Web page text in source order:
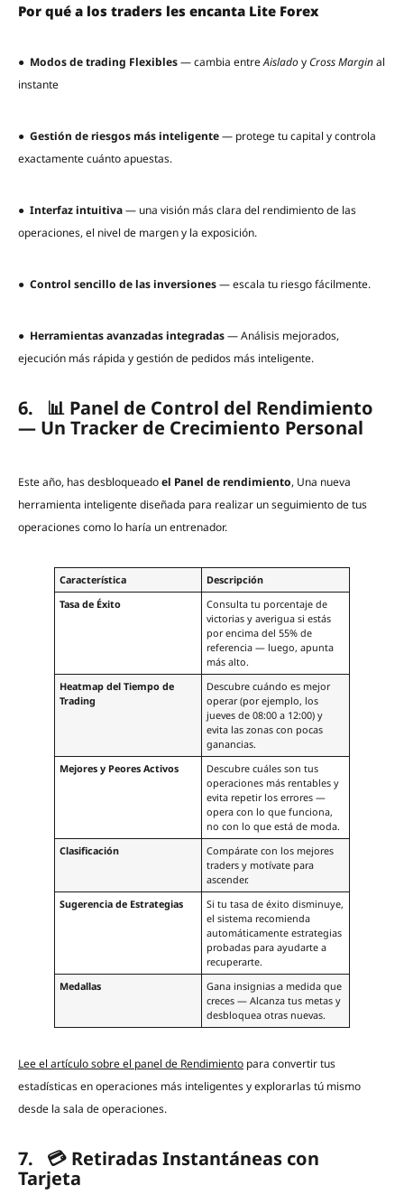
Por qué a los traders les encanta Lite Forex
● Modos de trading Flexibles— cambia entreAisladoyCross Marginal
instante
● Gestión de riesgos más inteligente— protege tu capital y controla
exactamente cuánto apuestas.
● Interfaz intuitiva— una visión más clara del rendimiento de las
operaciones, el nivel de margen y la exposición.
● Control sencillo de las inversiones— escala tu riesgo fácilmente.
● Herramientas avanzadas integradas— Análisis mejorados,
ejecución más rápida y gestión de pedidos más inteligente.
6. 📊 Panel de Control del Rendimiento
— Un Tracker de Crecimiento Personal
Este año, has desbloqueadoel Panel de rendimiento, Una nueva
herramienta inteligente diseñada para realizar un seguimiento de tus
operaciones como lo haría un entrenador.
Característica
Descripción
Tasa de Éxito
Consulta tu porcentaje de
victorias y averigua si estás
por encima del 55% de
referencia — luego, apunta
más alto.
Heatmap del Tiempo de
Trading
Descubre cuándo es mejor
operar (por ejemplo, los
jueves de 08:00 a 12:00) y
evita las zonas con pocas
ganancias.
Mejores y Peores Activos
Descubre cuáles son tus
operaciones más rentables y
evita repetir los errores —
opera con lo que funciona,
no con lo que está de moda.
Clasificación
Compárate con los mejores
traders y motívate para
ascender.
Sugerencia de Estrategias
Si tu tasa de éxito disminuye,
el sistema recomienda
automáticamente estrategias
probadas para ayudarte a
recuperarte.
Medallas
Gana insignias a medida que
creces — Alcanza tus metas y
desbloquea otras nuevas.
Lee el artículo sobre el panel de Rendimiento para convertir tus
estadísticas en operaciones más inteligentes y explorarlas tú mismo
desde la sala de operaciones.
7. 💳 Retiradas Instantáneas con
Tarjeta